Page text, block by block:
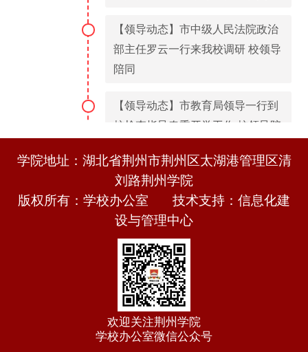
【领导动态】市中级人民法院政治
部主任罗云一行来我校调研 校领导
陪同
【领导动态】市教育局领导一行到
校检查指导春季开学工作 校领导陪
2026年
【领导动态】校领导出席荆州市政
协会议 为人才与文旅发展建言献策
【领导动态】校党委副书记、副校
长刘瑾在荆州市政协六届五次会议
联组会上发言
学院地址：湖北省荆州市荆州区太湖港管理区清
刘路荆州学院
版权所有：学校办公室 技术支持：信息化建
设与管理中心
欢迎关注荆州学院
学校办公室微信公众号